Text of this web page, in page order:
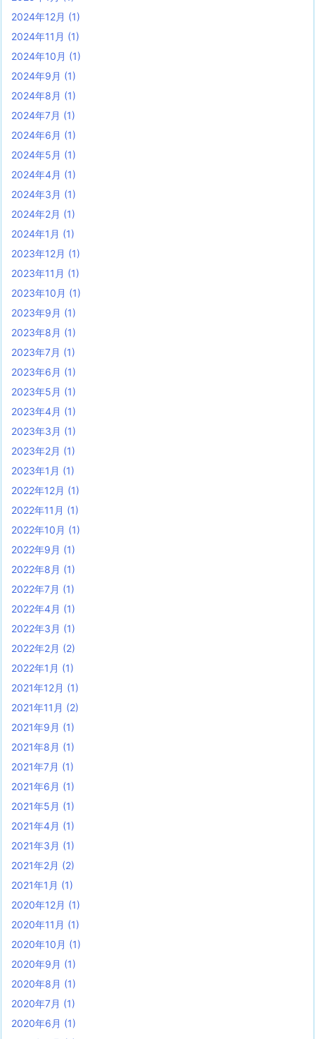
2024年12月 (1)
2024年11月 (1)
2024年10月 (1)
2024年9月 (1)
2024年8月 (1)
2024年7月 (1)
2024年6月 (1)
2024年5月 (1)
2024年4月 (1)
2024年3月 (1)
2024年2月 (1)
2024年1月 (1)
2023年12月 (1)
2023年11月 (1)
2023年10月 (1)
2023年9月 (1)
2023年8月 (1)
2023年7月 (1)
2023年6月 (1)
2023年5月 (1)
2023年4月 (1)
2023年3月 (1)
2023年2月 (1)
2023年1月 (1)
2022年12月 (1)
2022年11月 (1)
2022年10月 (1)
2022年9月 (1)
2022年8月 (1)
2022年7月 (1)
2022年4月 (1)
2022年3月 (1)
2022年2月 (2)
2022年1月 (1)
2021年12月 (1)
2021年11月 (2)
2021年9月 (1)
2021年8月 (1)
2021年7月 (1)
2021年6月 (1)
2021年5月 (1)
2021年4月 (1)
2021年3月 (1)
2021年2月 (2)
2021年1月 (1)
2020年12月 (1)
2020年11月 (1)
2020年10月 (1)
2020年9月 (1)
2020年8月 (1)
2020年7月 (1)
2020年6月 (1)